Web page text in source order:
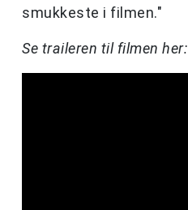
smukkeste i filmen."
Se traileren til filmen her: